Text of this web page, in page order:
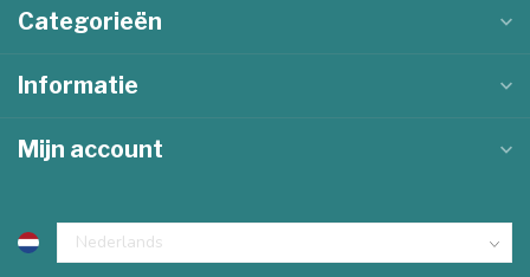
Categorieën
Informatie
Mijn account